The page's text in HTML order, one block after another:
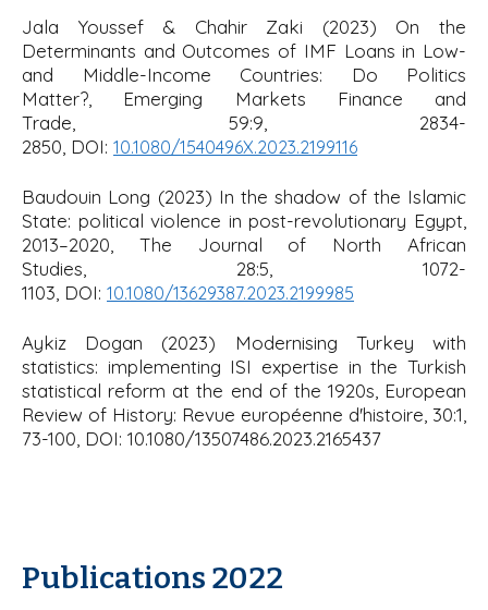
Jala Youssef & Chahir Zaki (2023) On the
Determinants and Outcomes of IMF Loans in Low-
and Middle-Income Countries: Do Politics
Matter?, Emerging Markets Finance and
Trade , 59:9, 2834-
2850, DOI: 10.1080/1540496X.2023.2199116
Baudouin Long (2023) In the shadow of the Islamic
State: political violence in post-revolutionary Egypt,
2013–2020, The Journal of North African
Studies , 28:5, 1072-
1103, DOI: 10.1080/13629387.2023.2199985
Aykiz Dogan (2023)
Modernising Turkey with
statistics: implementing ISI expertise in the Turkish
statistical reform at the end of the 1920s, European
Review of History: Revue européenne d'histoire, 30:1,
73-100, DOI: 10.1080/13507486.2023.2165437
Publications 2022